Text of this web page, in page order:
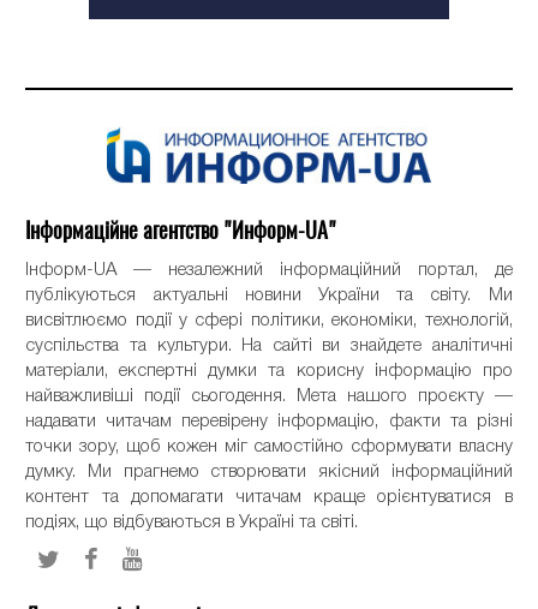
Інформаційне агентство "Информ-UA"
Інформ-UA — незалежний інформаційний портал, де
публікуються актуальні новини України та світу. Ми
висвітлюємо події у сфері політики, економіки, технологій,
суспільства та культури. На сайті ви знайдете аналітичні
матеріали, експертні думки та корисну інформацію про
найважливіші події сьогодення. Мета нашого проєкту —
надавати читачам перевірену інформацію, факти та різні
точки зору, щоб кожен міг самостійно сформувати власну
думку. Ми прагнемо створювати якісний інформаційний
контент та допомагати читачам краще орієнтуватися в
подіях, що відбуваються в Україні та світі.